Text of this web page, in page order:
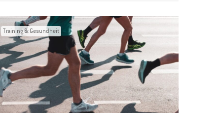
Training & Gesundheit